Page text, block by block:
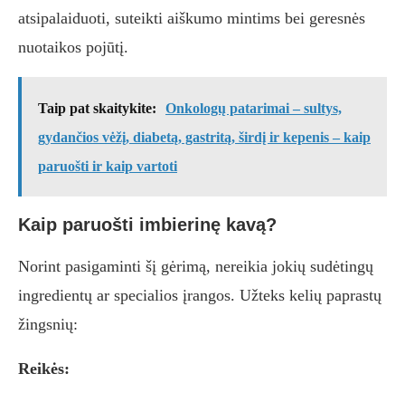
atsipalaiduoti, suteikti aiškumo mintims bei geresnės
nuotaikos pojūtį.
Taip pat skaitykite:
Onkologų patarimai – sultys,
gydančios vėžį, diabetą, gastritą, širdį ir kepenis – kaip
paruošti ir kaip vartoti
Kaip paruošti imbierinę kavą?
Norint pasigaminti šį gėrimą, nereikia jokių sudėtingų
ingredientų ar specialios įrangos. Užteks kelių paprastų
žingsnių:
Reikės: